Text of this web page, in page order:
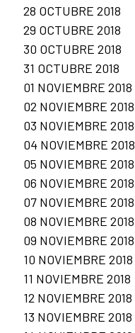
28 OCTUBRE 2018
29 OCTUBRE 2018
30 OCTUBRE 2018
31 OCTUBRE 2018
01 NOVIEMBRE 2018
02 NOVIEMBRE 2018
03 NOVIEMBRE 2018
04 NOVIEMBRE 2018
05 NOVIEMBRE 2018
06 NOVIEMBRE 2018
07 NOVIEMBRE 2018
08 NOVIEMBRE 2018
09 NOVIEMBRE 2018
10 NOVIEMBRE 2018
11 NOVIEMBRE 2018
12 NOVIEMBRE 2018
13 NOVIEMBRE 2018